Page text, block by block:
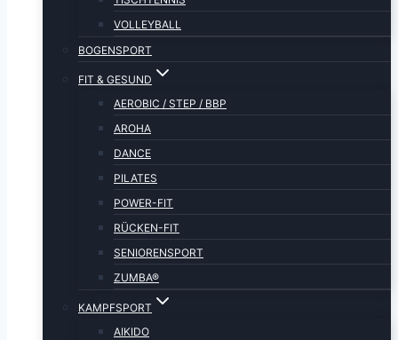
VOLLEYBALL
BOGENSPORT
FIT & GESUND
AEROBIC / STEP / BBP
AROHA
DANCE
PILATES
POWER-FIT
RÜCKEN-FIT
SENIORENSPORT
ZUMBA®
KAMPFSPORT
AIKIDO